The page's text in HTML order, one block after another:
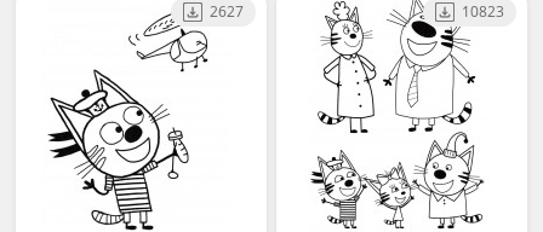
2627 10823